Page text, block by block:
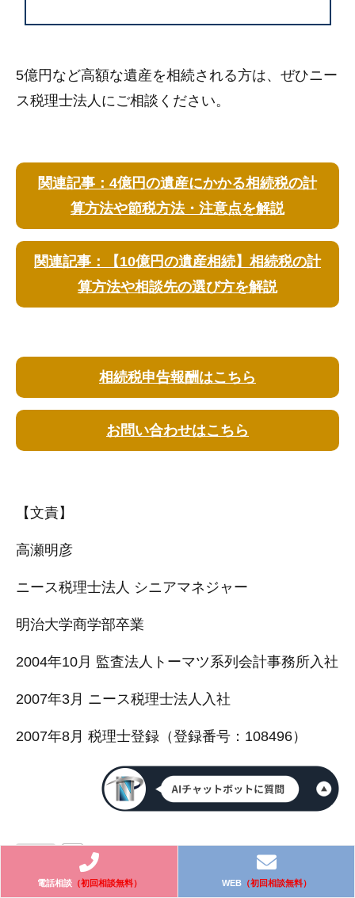
5億円など高額な遺産を相続される方は、ぜひニー
ス税理士法人にご相談ください。
関連記事：4億円の遺産にかかる相続税の計
算方法や節税方法・注意点を解説
関連記事：【10億円の遺産相続】相続税の計
算方法や相談先の選び方を解説
相続税申告報酬はこちら
お問い合わせはこちら
【文責】
高瀬明彦
ニース税理士法人 シニアマネジャー
明治大学商学部卒業
2004年10月 監査法人トーマツ系列会計事務所入社
2007年3月 ニース税理士法人入社
2007年8月 税理士登録（登録番号：108496）
電話相談（初回相談無料） WEB（初回相談無料）